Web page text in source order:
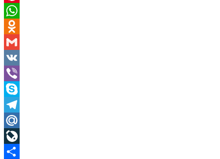
Pinterest
WhatsApp
Odnoklassniki
Gmail
VK
Viber
Skype
Telegram
Mail.Ru
LiveJournal